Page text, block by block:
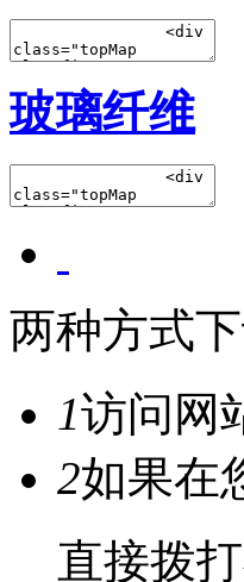
玻璃纤维
两种方式
1访问网
2如果在
直接拨